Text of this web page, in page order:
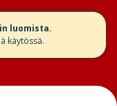
luomista.
käytössä.